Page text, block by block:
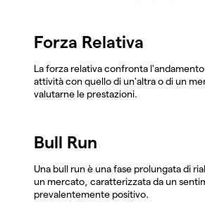
Forza Relativa
La forza relativa confronta
attività con quello di un'altra o di un
valutarne le prestazioni.
Bull Run
Una bull run è una fase prolungata di
un mercato, caratterizzata da un
prevalentemente positivo.